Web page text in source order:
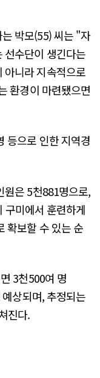
박모(55) 씨는 "자
선수단이 생긴다는
아니라 지속적으로
환경이 마련됐으면
등으로 인한 지역경
원은 5천881명으로,
구미에서 훈련하게
확보할 수 있는 순
3천500여 명
상되며, 추정되는
진다.